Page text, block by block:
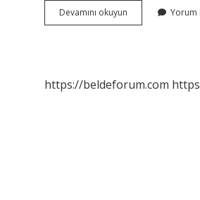
Devamını okuyun
Tıp
Çalışır
Yorum
https://beldeforum.com